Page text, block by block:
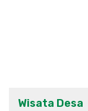
Wisata Desa